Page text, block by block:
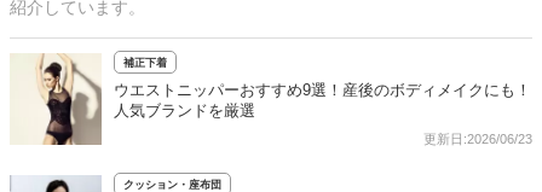
紹介しています。
補正下着
ウエストニッパーおすすめ9選！産後のボディメイクにも！
人気ブランドを厳選
更新日:2026/06/23
クッション・座布団